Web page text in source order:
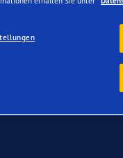
RACING
Performance 2